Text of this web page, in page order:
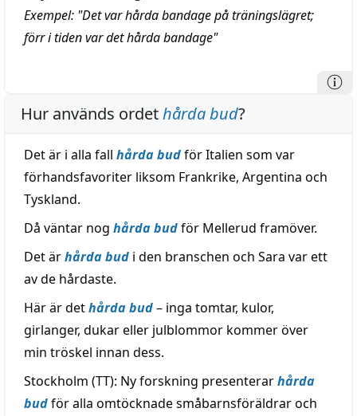
Exempel: "Det var hårda bandage på träningslägret;
förr i tiden var det hårda bandage"
Hur används ordethårda bud?
Det är i alla fall hårda budför Italien som var
förhandsfavoriter liksom Frankrike, Argentina och
Tyskland.
Då väntar nog hårda budför Mellerud framöver.
Det ärhårda bud i den branschen och Sara var ett
av de hårdaste.
Här är dethårda bud– inga tomtar, kulor,
girlanger, dukar eller julblommor kommer över
min tröskel innan dess.
Stockholm (TT): Ny forskning presenterarhårda
budför alla omtöcknade småbarnsföräldrar och